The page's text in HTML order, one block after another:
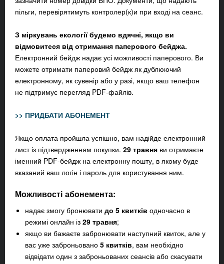
пільги, перевірятимуть контролер(к)и при вході на сеанс.
З міркувань екології будемо вдячні, якщо ви
відмовитеся від отримання паперового бейджа.
Електронний бейдж надає усі можливості паперового. Ви
можете отримати паперовий бейдж як дублюючий
електронному, як сувенір або у разі, якщо ваш телефон
не підтримує перегляд PDF-файлів.
>> ПРИДБАТИ АБОНЕМЕНТ
Якщо оплата пройшла успішно, вам надійде електронний
лист із підтвердженням покупки. 29 травня ви отримаєте
іменний PDF-бейдж на електронну пошту, в якому буде
вказаний ваш логін і пароль для користування ним.
Можливості абонемента:
надає змогу бронювати до 5 квитків одночасно в
режимі онлайн із 29 травня;
якщо ви бажаєте забронювати наступний квиток, але у
вас уже заброньовано 5 квитків, вам необхідно
відвідати один з заброньованих сеансів або скасувати